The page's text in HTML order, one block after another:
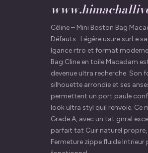
Céline – Mini Boston Bag
Défauts : Légère usure surLe
lgance rtro et format
Bag Cline en toile Macadam
devenue ultra recherche. Son
silhouette arrondie et ses
permettent un port paule
look ultra styl quil renvoie. Ce
Grade A, avec un tat gnral
parfait tat Cuir naturel
Fermeture zippe fluide Intrieur